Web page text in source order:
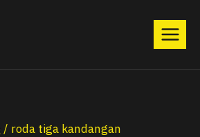
/ roda tiga kandangan